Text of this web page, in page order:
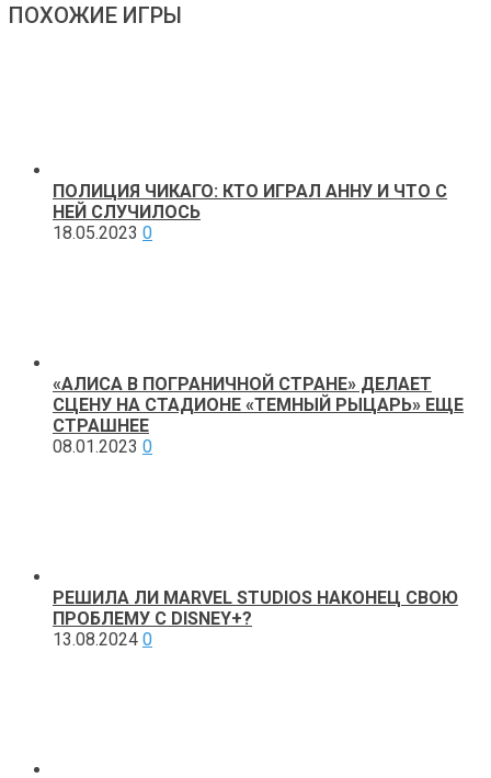
ПОХОЖИЕ ИГРЫ
ПОЛИЦИЯ ЧИКАГО: КТО ИГРАЛ АННУ И ЧТО С
НЕЙ СЛУЧИЛОСЬ
18.05.2023 0
«АЛИСА В ПОГРАНИЧНОЙ СТРАНЕ» ДЕЛАЕТ
СЦЕНУ НА СТАДИОНЕ «ТЕМНЫЙ РЫЦАРЬ» ЕЩЕ
СТРАШНЕЕ
08.01.2023 0
РЕШИЛА ЛИ MARVEL STUDIOS НАКОНЕЦ СВОЮ
ПРОБЛЕМУ С DISNEY+?
13.08.2024 0